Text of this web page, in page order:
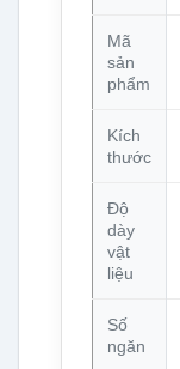
Mã
sản
phẩm
Kích
thước
Độ
dày
vật
liệu
Số
ngăn